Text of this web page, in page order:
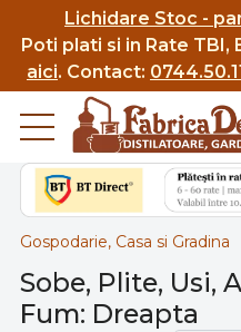
Lichidare Stoc -
Poti plati si in Rate TBI,
aici. Contact:
Gospodarie, Casa si Gradina
Sobe, Plite, Usi,
Fum: Dreapta